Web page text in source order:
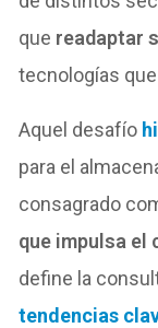
que readaptar
tecnologías
Aquel desafío
para el
consagrado
que impulsa
define la
tendencias